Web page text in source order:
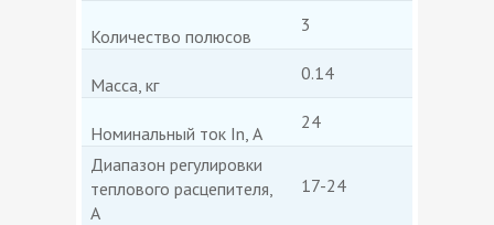
Количество полюсов
3
Масса, кг
0.14
Номинальный ток In, А
24
Диапазон регулировки
теплового расцепителя,
А
17-24